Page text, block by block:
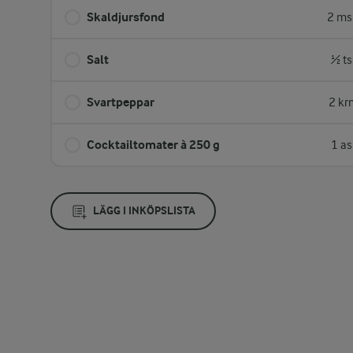
Skaldjursfond 2
Salt ½
Svartpeppar 2
Cocktailtomater à 250 g 1
LÄGG I INKÖPSLISTA